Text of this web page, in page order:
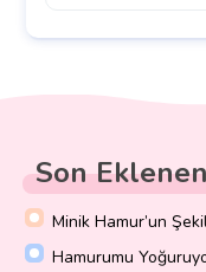
Son
Minik Hamur’un
Hamurumu